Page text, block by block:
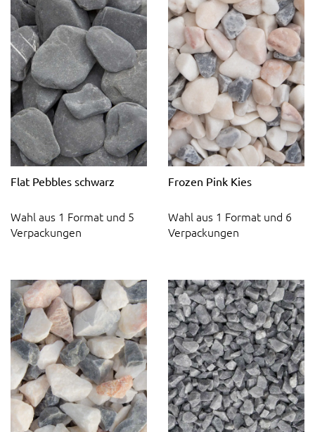
Flat Pebbles schwarz
Wahl aus 1 Format und 5
Verpackungen
Frozen Pink Kies
Wahl aus 1 Format und 6
Verpackungen